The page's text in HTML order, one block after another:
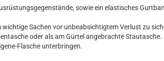
sowie ein elastisches
Sachen vor unbeabsichtigtem Verlust zu
oder als am Gürtel angebrachte Stautasche.
Flasche unterbringen.